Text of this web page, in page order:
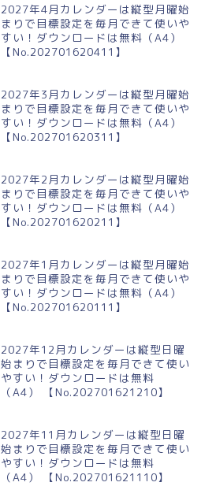
2027年4月カレンダーは縦型月曜始
まりで目標設定を毎月できて使いや
すい！ダウンロードは無料（A4）
【No.202701620411】
2027年3月カレンダーは縦型月曜始
まりで目標設定を毎月できて使いや
すい！ダウンロードは無料（A4）
【No.202701620311】
2027年2月カレンダーは縦型月曜始
まりで目標設定を毎月できて使いや
すい！ダウンロードは無料（A4）
【No.202701620211】
2027年1月カレンダーは縦型月曜始
まりで目標設定を毎月できて使いや
すい！ダウンロードは無料（A4）
【No.202701620111】
2027年12月カレンダーは縦型日曜
始まりで目標設定を毎月できて使い
やすい！ダウンロードは無料
（A4） 【No.202701621210】
2027年11月カレンダーは縦型日曜
始まりで目標設定を毎月できて使い
やすい！ダウンロードは無料
（A4） 【No.202701621110】